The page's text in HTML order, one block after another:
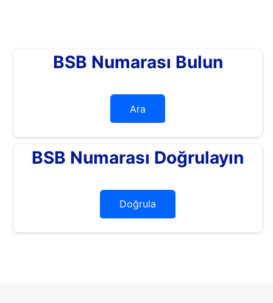
BSB Numarası Bulun
Ara
BSB Numarası Doğrulayın
Doğrula